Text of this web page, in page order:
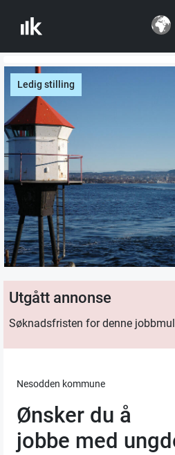
Ledig stilling
Utgått annonse
Søknadsfristen for denne
Nesodden kommune
Ønsker du å
jobbe med